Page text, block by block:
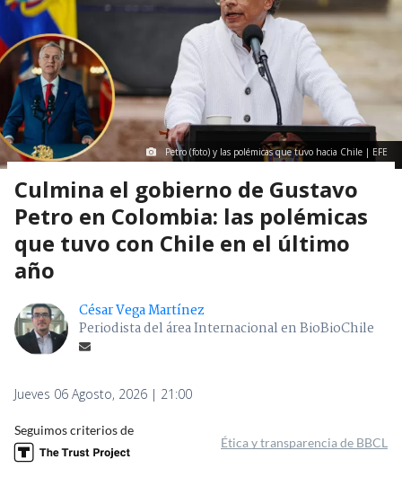
Petro (foto) y las polémicas que tuvo hacia Chile | EFE
Culmina el gobierno de Gustavo
Petro en Colombia: las polémicas
que tuvo con Chile en el último
año
César Vega Martínez
Periodista del área Internacional en BioBioChile
Jueves 06 Agosto, 2026 | 21:00
Seguimos criterios de
Ética y transparencia de BBCL